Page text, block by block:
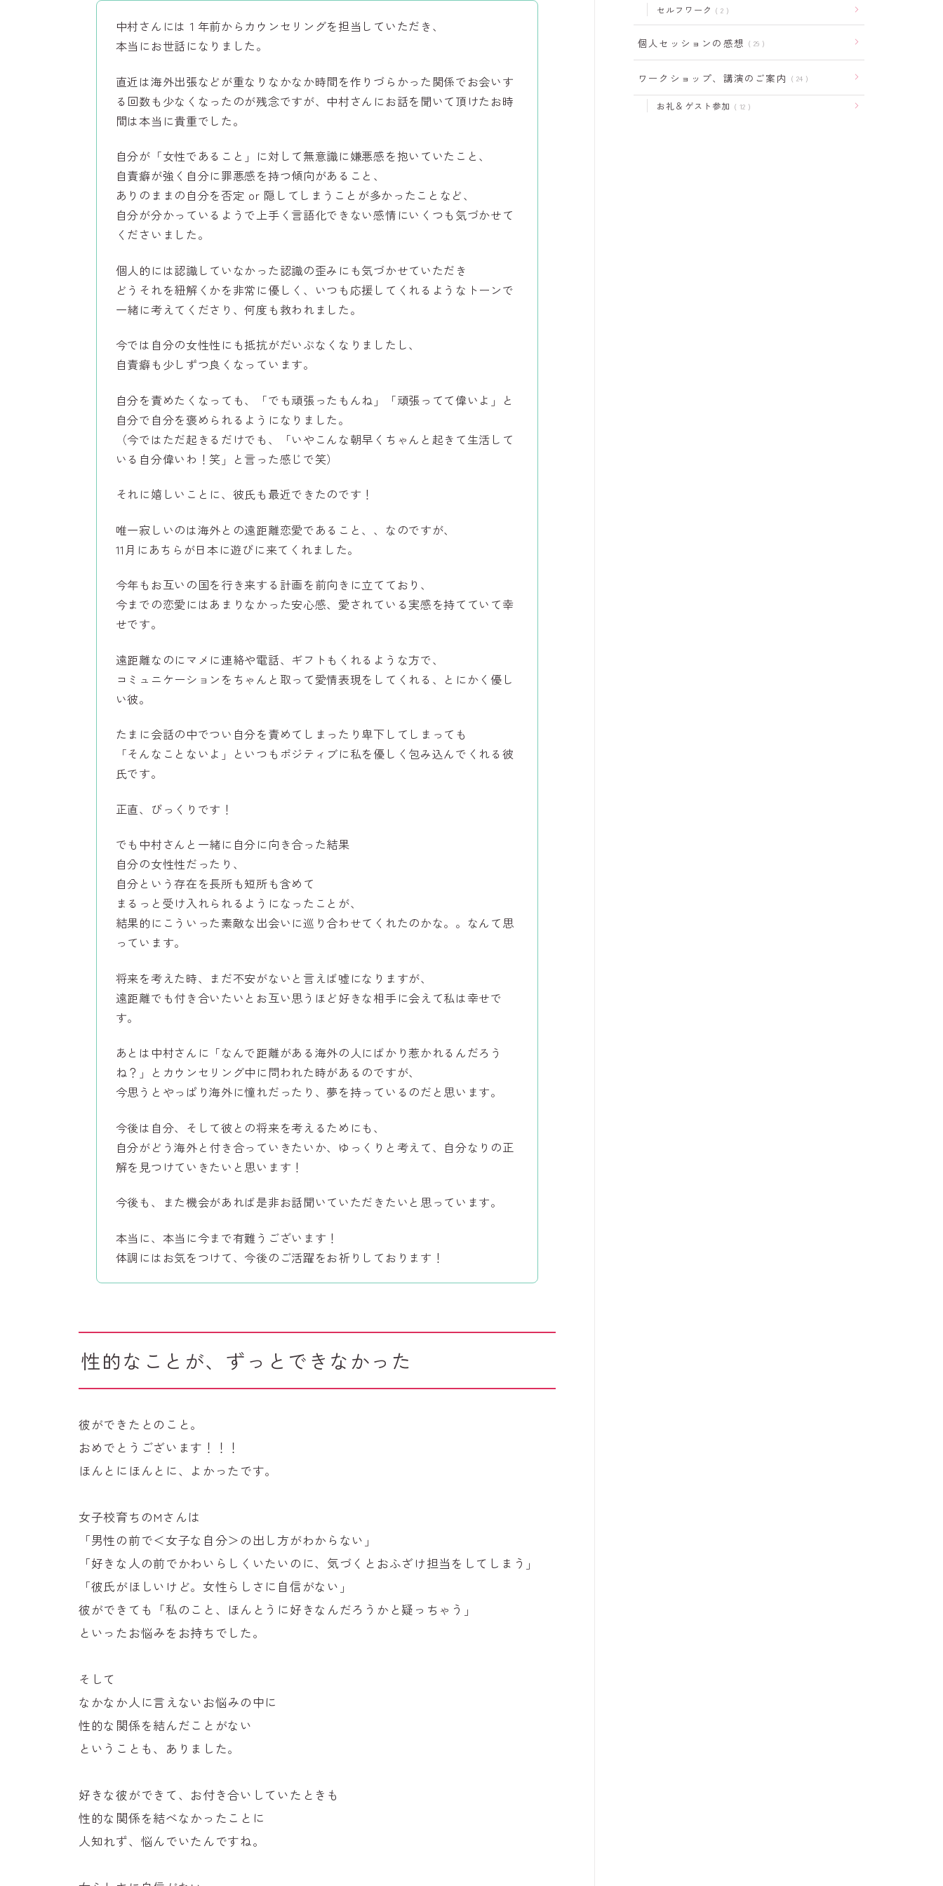
中村さんには１年前からカウンセリングを担当していただき、
本当にお世話になりました。
直近は海外出張などが重なりなかなか時間を作りづらかった関係でお会いす
る回数も少なくなったのが残念ですが、中村さんにお話を聞いて頂けたお時
間は本当に貴重でした。
自分が「女性であること」に対して無意識に嫌悪感を抱いていたこと、
自責癖が強く自分に罪悪感を持つ傾向があること、
ありのままの自分を否定 or 隠してしまうことが多かったことなど、
自分が分かっているようで上手く言語化できない感情にいくつも気づかせて
くださいました。
個人的には認識していなかった認識の歪みにも気づかせていただき
どうそれを紐解くかを非常に優しく、いつも応援してくれるようなトーンで
一緒に考えてくださり、何度も救われました。
今では自分の女性性にも抵抗がだいぶなくなりましたし、
自責癖も少しずつ良くなっています。
自分を責めたくなっても、「でも頑張ったもんね」「頑張ってて偉いよ」と
自分で自分を褒められるようになりました。
（今ではただ起きるだけでも、「いやこんな朝早くちゃんと起きて生活して
いる自分偉いわ！笑」と言った感じで笑）
それに嬉しいことに、彼氏も最近できたのです！
唯一寂しいのは海外との遠距離恋愛であること、、なのですが、
11月にあちらが日本に遊びに来てくれました。
今年もお互いの国を行き来する計画を前向きに立てており、
今までの恋愛にはあまりなかった安心感、愛されている実感を持てていて幸
せです。
遠距離なのにマメに連絡や電話、ギフトもくれるような方で、
コミュニケーションをちゃんと取って愛情表現をしてくれる、とにかく優し
い彼。
たまに会話の中でつい自分を責めてしまったり卑下してしまっても
「そんなことないよ」といつもポジティブに私を優しく包み込んでくれる彼
氏です。
正直、びっくりです！
でも中村さんと一緒に自分に向き合った結果
自分の女性性だったり、
自分という存在を長所も短所も含めて
まるっと受け入れられるようになったことが、
結果的にこういった素敵な出会いに巡り合わせてくれたのかな。。なんて思
っています。
将来を考えた時、まだ不安がないと言えば嘘になりますが、
遠距離でも付き合いたいとお互い思うほど好きな相手に会えて私は幸せで
す。
あとは中村さんに「なんで距離がある海外の人にばかり惹かれるんだろう
ね？」とカウンセリング中に問われた時があるのですが、
今思うとやっぱり海外に憧れだったり、夢を持っているのだと思います。
今後は自分、そして彼との将来を考えるためにも、
自分がどう海外と付き合っていきたいか、ゆっくりと考えて、自分なりの正
解を見つけていきたいと思います！
今後も、また機会があれば是非お話聞いていただきたいと思っています。
本当に、本当に今まで有難うございます！
体調にはお気をつけて、今後のご活躍をお祈りしております！
性的なことが、ずっとできなかった
彼ができたとのこと。
おめでとうございます！！！
ほんとにほんとに、よかったです。
女子校育ちのMさんは
「男性の前で＜女子な自分＞の出し方がわからない」
「好きな人の前でかわいらしくいたいのに、気づくとおふざけ担当をしてしまう」
「彼氏がほしいけど。女性らしさに自信がない」
彼ができても「私のこと、ほんとうに好きなんだろうかと疑っちゃう」
といったお悩みをお持ちでした。
そして
なかなか人に言えないお悩みの中に
性的な関係を結んだことがない
ということも、ありました。
好きな彼ができて、お付き合いしていたときも
性的な関係を結べなかったことに
人知れず、悩んでいたんですね。
セルフワーク 2
個人セッションの感想 29
ワークショップ、講演のご案内 24
お礼＆ゲスト参加 12